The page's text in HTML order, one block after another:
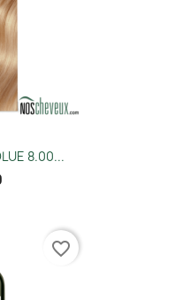
8.00...
favorite_border